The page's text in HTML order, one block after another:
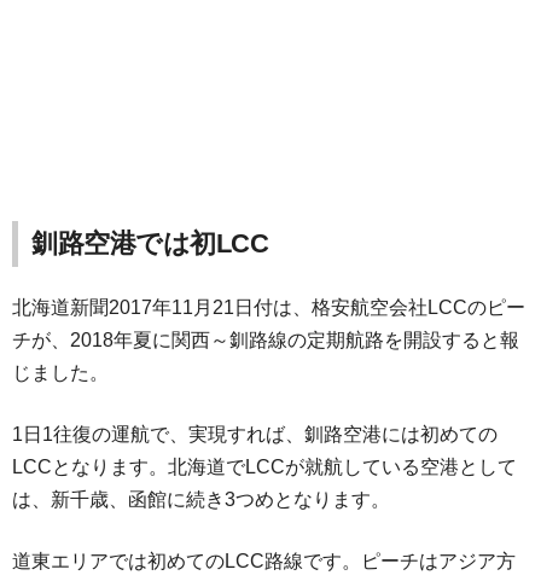
釧路空港では初LCC
北海道新聞2017年11月21日付は、格安航空会社LCCのピー
チが、2018年夏に関西～釧路線の定期航路を開設すると報
じました。
1日1往復の運航で、実現すれば、釧路空港には初めての
LCCとなります。北海道でLCCが就航している空港として
は、新千歳、函館に続き3つめとなります。
道東エリアでは初めてのLCC路線です。ピーチはアジア方